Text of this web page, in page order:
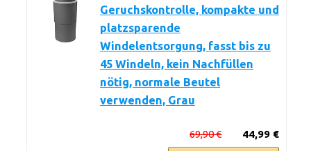
Geruchskontrolle, kompakte und
platzsparende
Windelentsorgung, fasst bis zu
45 Windeln, kein Nachfüllen
nötig, normale Beutel
verwenden, Grau
44,99 €
69,90 €